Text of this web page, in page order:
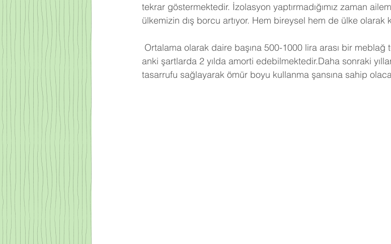
tekrar göstermektedir. İzolasyon yaptırmadığımız zaman
ülkemizin dış borcu artıyor. Hem bireysel hem de ülke olarak
Ortalama olarak daire başına 500-1000 lira arası bir meblağ
anki şartlarda 2 yılda amorti edebilmektedir.Daha sonraki
tasarrufu sağlayarak ömür boyu kullanma şansına sahip